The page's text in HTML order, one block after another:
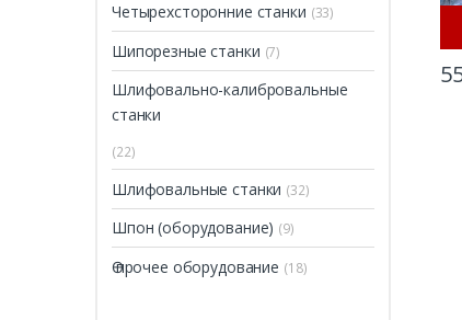
Четырехсторонние станки (33)
Шипорезные станки (7)
Шлифовально-калибровальные
станки
(22)
Шлифовальные станки (32)
Шпон (оборудование) (9)
Ѳ прочее оборудование (18)